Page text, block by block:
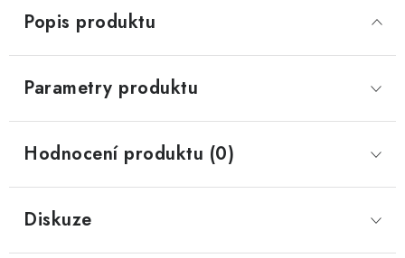
Popis produktu
Parametry produktu
Hodnocení produktu (0)
Diskuze